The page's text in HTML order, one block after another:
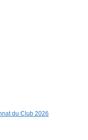
du Club 2026